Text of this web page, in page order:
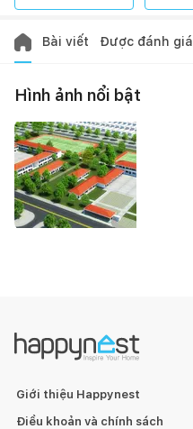
Bài viết Được đánh giá
Hình ảnh nổi bật
Giới thiệu Happynest
Điều khoản và chính sách